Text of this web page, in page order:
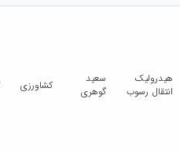
هیدرولیک
انتقال رسوب
سعید
گوهری
کشاورزی